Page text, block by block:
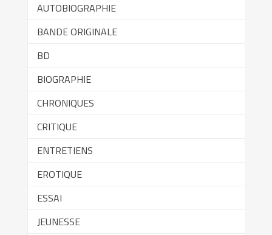
AUTOBIOGRAPHIE
BANDE ORIGINALE
BD
BIOGRAPHIE
CHRONIQUES
CRITIQUE
ENTRETIENS
EROTIQUE
ESSAI
JEUNESSE